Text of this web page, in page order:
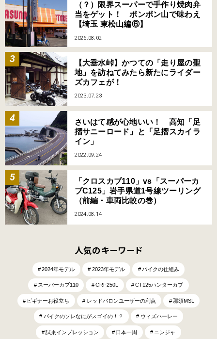
（？）限界スーパーで手作り焼肉弁
当をゲット！ ポンポン山で味わえ
【埼玉 東松山編⑥】
2026.08.02
【大垂水峠】かつての「走り屋の聖
地」を訪ねてみたら新たにライダー
ズカフェが！
2023.07.23
さいはて感が心地いい！ 高知「足
摺サニーロード」と「足摺スカイラ
イン」
2022.09.24
「クロスカブ110」vs「スーパーカ
ブC125」岩手県道1号線ツーリング
（前編・車両比較の巻）
2024.08.14
人気のキーワード
2024年モデル 2023年モデル バイクの仕組み
スーパーカブ110 CRF250L CT125ハンターカブ
ビギナーお役立ち レッドバロンユーザーの利点 那須MSL
バイクのソレなにがスゴイの！？ ウィズハーレー
試乗インプレッション 日本一周 ニンジャ